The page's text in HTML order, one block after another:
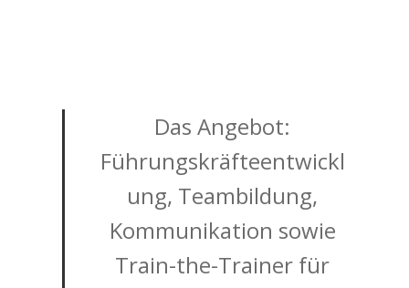
Das Angebot:
Führungskräfteentwickl
ung, Teambildung,
Kommunikation sowie
Train-the-Trainer für